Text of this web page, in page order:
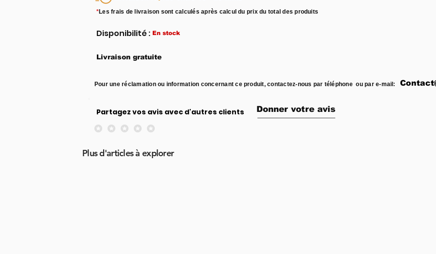
*Les frais de livraison sont calculés après calcul du prix du total des produits
Disponibilité : En stock
Livraison gratuite
Pour une réclamation ou information concernant ce produit, contactez-nous par téléphone ou par e-mail:
Partagez vos avis avec d'autres clients Donner votre avis
Aucune note pour le moment
Plus d'articles à explorer